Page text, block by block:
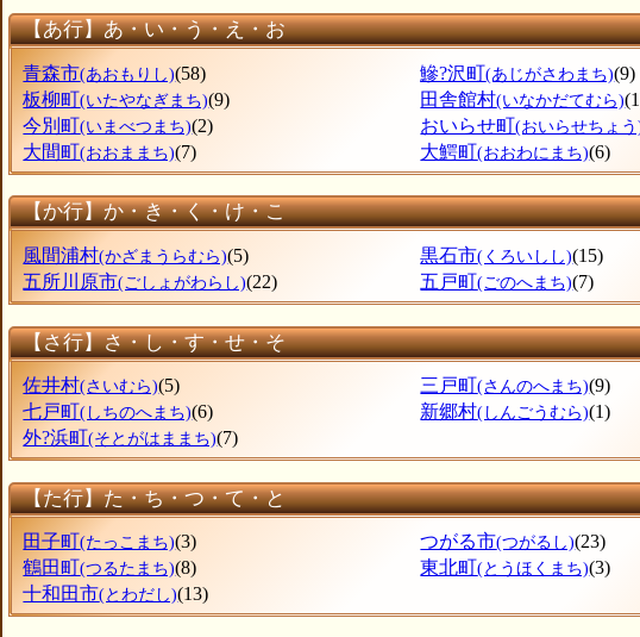
【あ行】あ・い・う・え・お
青森市(あおもりし)(58) 鰺?沢町(あじがさわまち)
板柳町(いたやなぎまち)(9) 田舎館村(いなかだてむら)
今別町(いまべつまち)(2) おいらせ町(おいらせちょ
大間町(おおままち)(7) 大鰐町(おおわにまち)(6)
【か行】か・き・く・け・こ
風間浦村(かざまうらむら)(5) 黒石市(くろいしし)(15)
五所川原市(ごしょがわらし)(22) 五戸町(ごのへまち)(7)
【さ行】さ・し・す・せ・そ
佐井村(さいむら)(5) 三戸町(さんのへまち)(9)
七戸町(しちのへまち)(6) 新郷村(しんごうむら)(1)
外?浜町(そとがはままち)(7)
【た行】た・ち・つ・て・と
田子町(たっこまち)(3) つがる市(つがるし)(23)
鶴田町(つるたまち)(8) 東北町(とうほくまち)(3)
十和田市(とわだし)(13)